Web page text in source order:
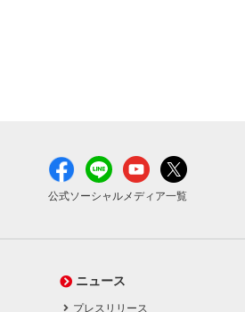
公式ソーシャルメディア一覧
ニュース
プレスリリース